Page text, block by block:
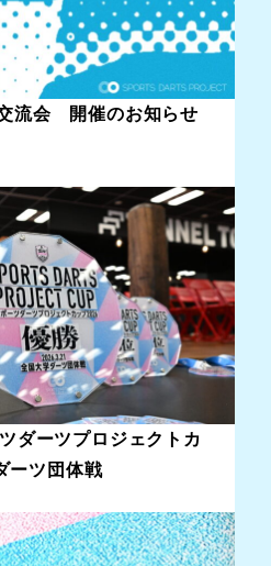
流会 開催のお知らせ
ダーツプロジェクトカ
ーツ団体戦